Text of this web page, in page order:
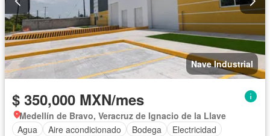
Nave Industrial
$ 350,000 MXN/mes
Medellín de Bravo, Veracruz de Ignacio de la Llave
Agua
Aire acondicionado Bodega
Electricidad